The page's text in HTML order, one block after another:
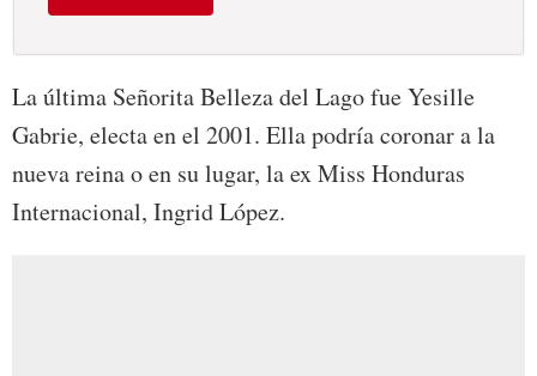
La última Señorita Belleza del Lago fue Yesille
Gabrie, electa en el 2001. Ella podría coronar a la
nueva reina o en su lugar, la ex Miss Honduras
Internacional, Ingrid López.